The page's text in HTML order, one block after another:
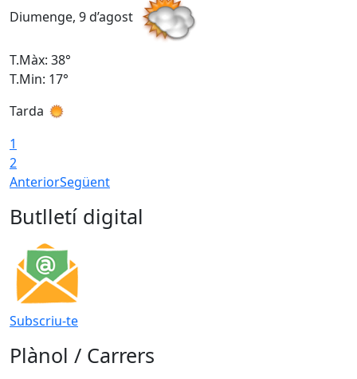
Diumenge, 9 d’agost
T.Màx: 38°
T.Min: 17°
Tarda
1
2
AnteriorSegüent
Butlletí digital
Subscriu-te
Plànol / Carrers